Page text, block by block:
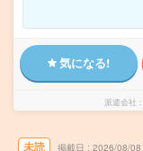
気になる!
派遣会社
未読 掲載日 2026/08/08